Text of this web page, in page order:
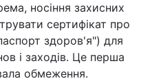
носіння захисних
сертифікат про
здоров'я") для
і заходів. Це перша
обмеження.